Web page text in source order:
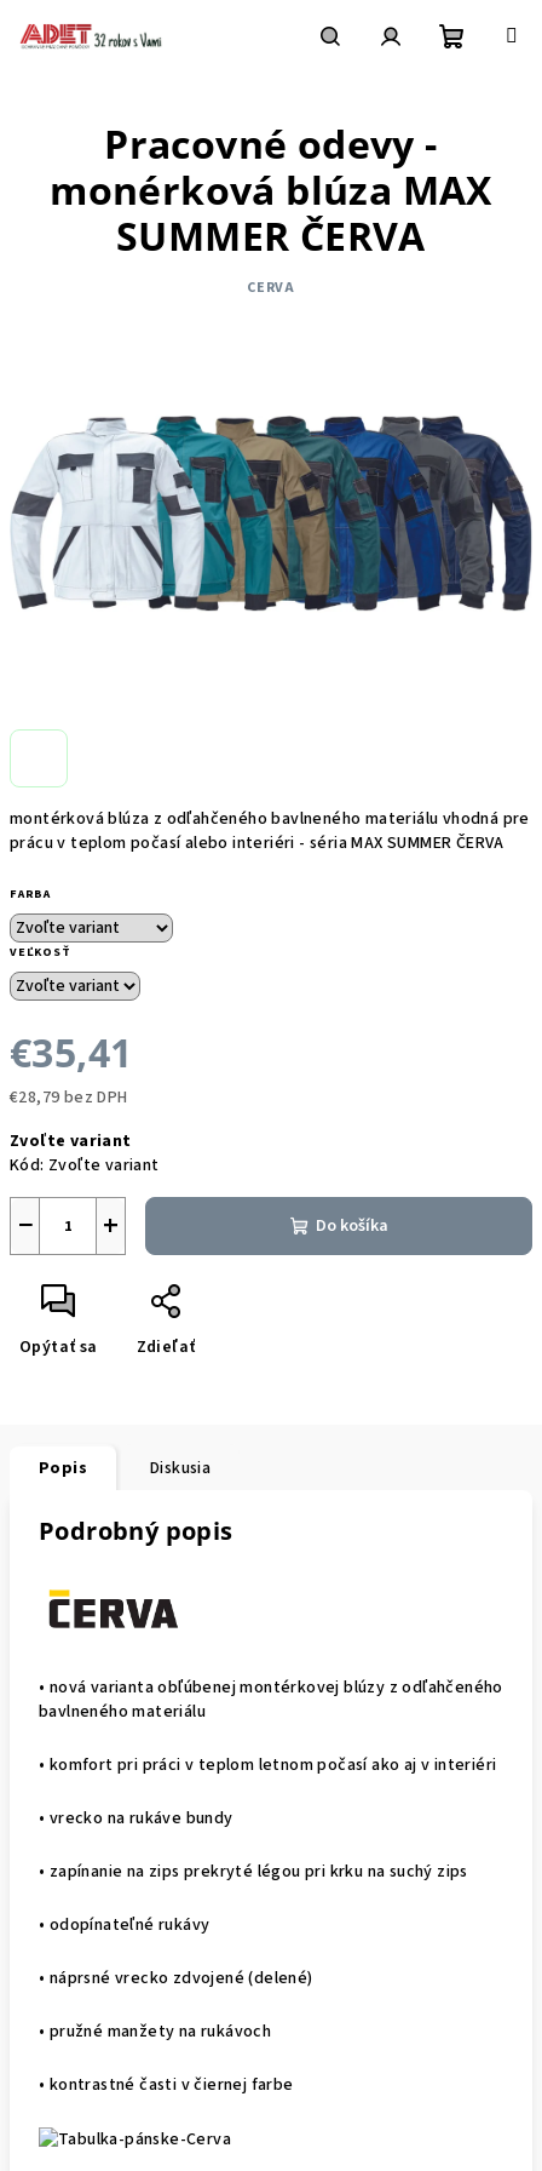
montérková blúza z odľahčeného bavlneného materiálu vhodná pre
prácu v teplom počasí alebo interiéri - séria MAX SUMMER ČERVA
FARBA
VEĽKOSŤ
€35,41
€28,79 bez DPH
cena:
Zvoľte variant
Kód: Zvoľte variant
+
− Do košíka
Opýtať sa Zdieľať
Pracovné odevy -
monérková blúza MAX
SUMMER ČERVA
CERVA
Popis Diskusia
Podrobný popis
• nová varianta obľúbenej montérkovej blúzy z odľahčeného
bavlneného materiálu
• komfort pri práci v teplom letnom počasí ako aj v interiéri
• vrecko na rukáve bundy
• zapínanie na zips prekryté légou pri krku na suchý zips
• odopínateľné rukávy
• náprsné vrecko zdvojené (delené)
• pružné manžety na rukávoch
• kontrastné časti v čiernej farbe